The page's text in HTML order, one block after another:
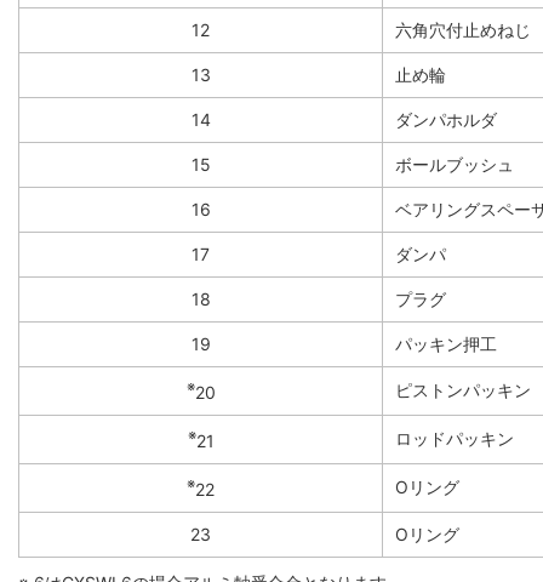
12 六角穴付止めねじ
13 止め輪
14 ダンパホルダ
15 ボールブッシュ
16 ベアリングスペー
17 ダンパ
18 プラグ
19 パッキン押工
※20 ピストンパッキン
※21 ロッドパッキン
※22 Oリング
23 Oリング